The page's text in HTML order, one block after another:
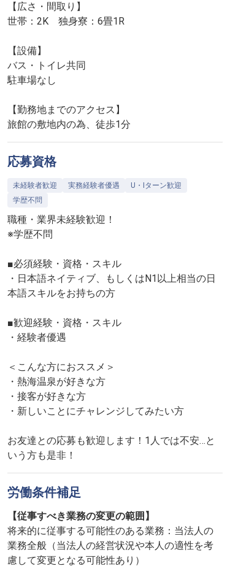
【広さ・間取り】
世帯：2K 独身寮：6畳1R
【設備】
バス・トイレ共同
駐車場なし
【勤務地までのアクセス】
旅館の敷地内の為、徒歩1分
応募資格
未経験者歓迎 実務経験者優遇
U・Iターン歓迎
学歴不問
職種・業界未経験歓迎！
※学歴不問
■必須経験・資格・スキル
・日本語ネイティブ、もしくはN1以上相当の日
本語スキルをお持ちの方
■歓迎経験・資格・スキル
・経験者優遇
＜こんな方におススメ＞
・熱海温泉が好きな方
・接客が好きな方
・新しいことにチャレンジしてみたい方
お友達との応募も歓迎します！1人では不安…と
いう方も是非！
労働条件補足
【従事すべき業務の変更の範囲】
将来的に従事する可能性のある業務：当法人の
業務全般（当法人の経営状況や本人の適性を考
慮して変更となる可能性あり）